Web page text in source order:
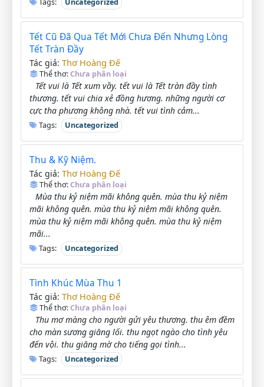
Uncategorized
Tết Cũ Đã Qua Tết Mới Chưa Đến Nhưng Lòng
Tết Tràn Đầy
Tác giả: Thơ Hoàng Đế
Thể thơ:Chưa phân loại
Tết vui là Tết xum vầy. tết vui là Tết tràn đầy tình
thương. tết vui chia xẻ đồng hương. những người cơ
cực tha phương không nhà. tết vui tình cảm...
Tags: Uncategorized
Thu & Kỹ Niệm.
Tác giả: Thơ Hoàng Đế
Thể thơ:Chưa phân loại
Mùa thu kỷ niệm mãi không quên. mùa thu kỷ niệm
mãi không quên. mùa thu kỷ niệm mãi không quên.
mùa thu kỷ niệm mãi không quên. mùa thu kỷ niệm
mãi...
Tags: Uncategorized
Tình Khúc Mùa Thu 1
Tác giả: Thơ Hoàng Đế
Thể thơ:Chưa phân loại
Thu mơ màng cho người gửi yêu thương. thu êm đềm
cho màn sương giăng lối. thu ngọt ngào cho tình yêu
đến vội. thu giăng mờ cho tiếng gọi tình...
Tags: Uncategorized